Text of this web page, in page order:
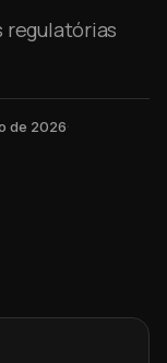
regulatórias
de 2026·